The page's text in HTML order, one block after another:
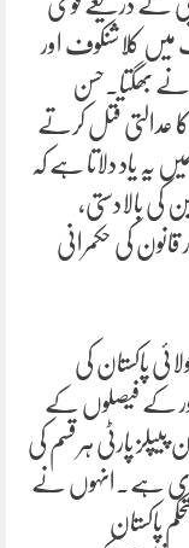
میں کلاشنکوف اور
نے بھگتا۔حسن
عدالتی قتل کرتے
یہ یاد دلاتا ہے کہ
کی بالادستی،
کی حکمرانی
نائب صدر رانا فاروق سعید نے کہا کہ5 جولائی پاکستان کی
کے فیصلوں کے
پارٹی ہر قسم کی
ہے۔انہوں نے
پاکستان